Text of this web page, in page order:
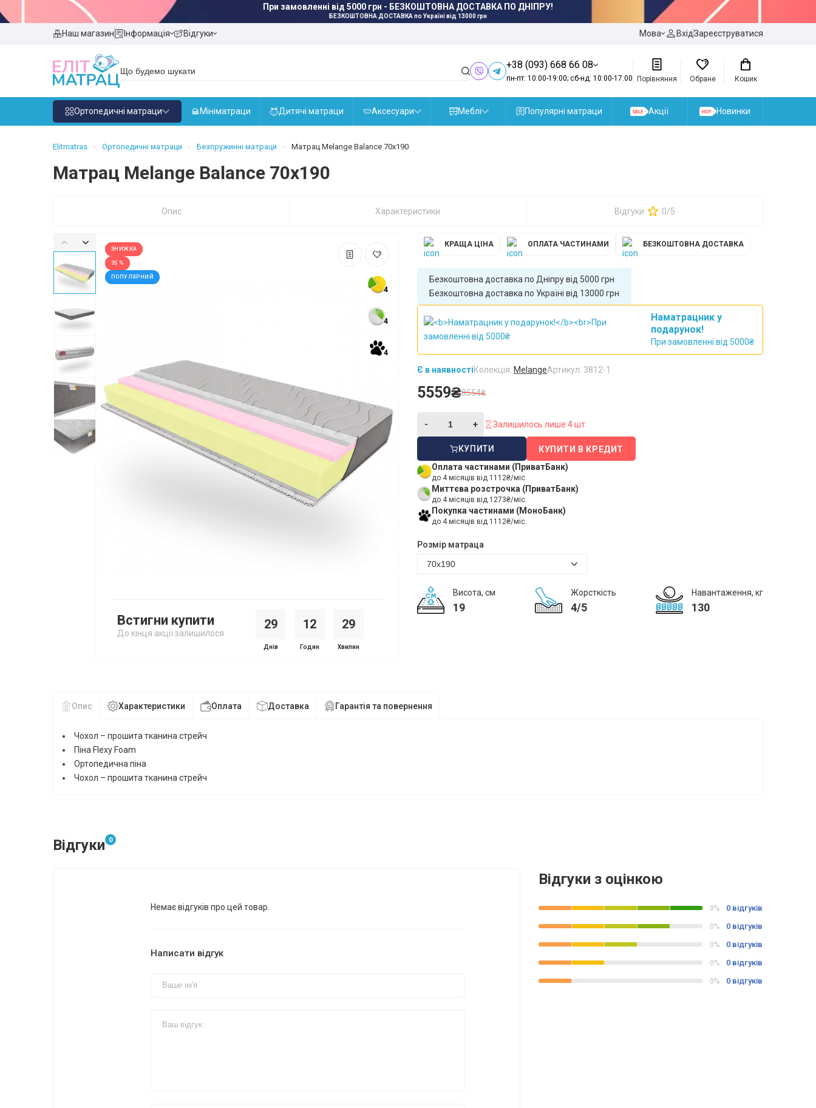
При замовленні від 5000 грн - БЕЗКОШТОВНА ДОСТАВКА ПО ДНІПРУ!
БЕЗКОШТОВНА ДОСТАВКАпо Україні від 13000 грн
Наш магазин Інформація Відгуки Мова ВхідЗареєструватися
+38 (093) 668 66 08
пн-пт: 10:00-19:00; сб-нд: 10:00-17:00 Порівняння Обране Кошик
Ортопедичні матраци Мініматраци Дитячі матраци Аксесуари Меблі Популярні матраци Акції Новинки
Elitmatras Ортопедичні матраци Безпружинні матраци Матрац Melange Balance 70x190
Матрац Melange Balance 70x190
Опис Характеристики Відгуки 0/5
4
4
4
ЗНИЖКА
35 %
ПОПУЛЯРНИЙ
Встигни купити
До кінця акції залишилося
29
Днів
12
Годин
29
Хвилин
КРАЩА ЦІНА ОПЛАТА ЧАСТИНАМИ БЕЗКОШТОВНА ДОСТАВКА
Безкоштовна доставка по Дніпру від 5000 грн
Безкоштовна доставка по Україні від 13000 грн
Наматрацник у
подарунок!
При замовленні від 5000₴
Є в наявностіКолекція: MelangeАртикул: 3812-1
5559₴8554₴
Залишилось лише 4 шт
КУПИТИ
Оплата частинами (ПриватБанк)
до 4 місяців від 1112₴/міс.
Миттєва розстрочка (ПриватБанк)
до 4 місяців від 1273₴/міс.
Покупка частинами (МоноБанк)
до 4 місяців від 1112₴/міс.
КУПИТИ В КРЕДИТ
Розмір матраца
Висота, см
19
Жорсткість
4/5
Навантаження, кг
130
Опис Характеристики Оплата Доставка Гарантія та повернення
Чохол – прошита тканина стрейч
Піна Flexy Foam
Ортопедична піна
Чохол – прошита тканина стрейч
Відгуки 0
Немає відгуків про цей товар.
Написати відгук
Відгуки з оцінкою
0% 0 відгуків
0% 0 відгуків
0% 0 відгуків
0% 0 відгуків
0% 0 відгуків